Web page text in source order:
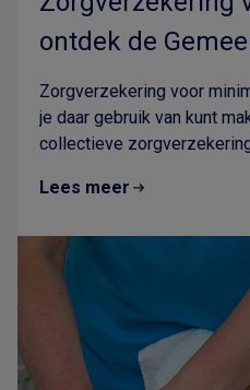
ontdek de
Zorgverzekering voor
je daar gebruik van kunt
collectieve
Lees meer